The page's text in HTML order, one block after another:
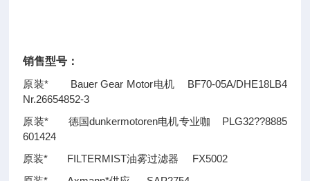
销售型号：
原装* Bauer Gear Motor电机 BF70-05A/DHE18LB4
Nr.26654852-3
原装* 德国dunkermotoren电机专业咖 PLG32??8885
601424
原装* FILTERMIST油雾过滤器 FX5002